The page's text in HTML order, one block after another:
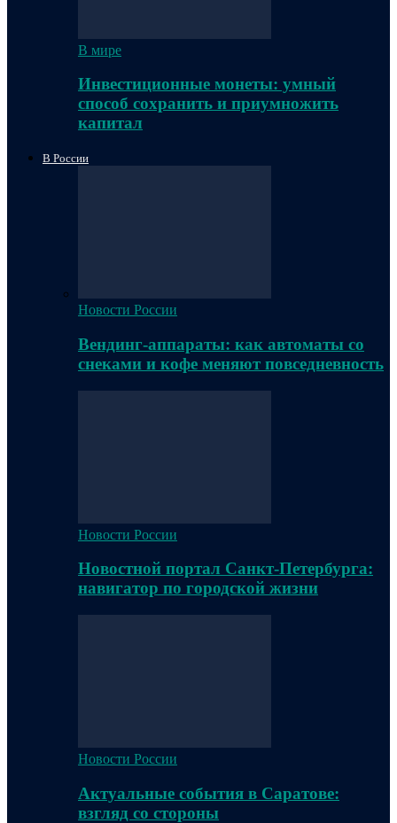
В мире
Инвестиционные монеты: умный
способ сохранить и приумножить
капитал
В России
Новости России
Вендинг-аппараты: как автоматы со
снеками и кофе меняют повседневность
Новости России
Новостной портал Санкт-Петербурга:
навигатор по городской жизни
Новости России
Актуальные события в Саратове:
взгляд со стороны